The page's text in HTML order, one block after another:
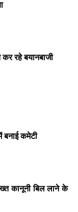
रहे बयानबाजी
बनाई कमेटी
कानूनी बिल लाने के